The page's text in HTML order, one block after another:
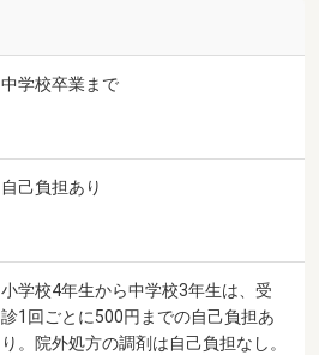
中学校卒業まで
自己負担あり
小学校4年生から中学校3年生は、受
診1回ごとに500円までの自己負担あ
り。院外処方の調剤は自己負担なし。